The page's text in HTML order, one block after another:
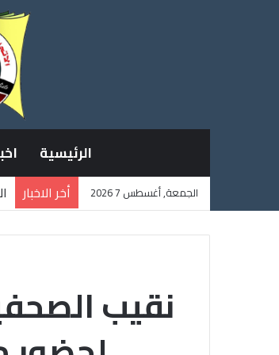
الرئيسية
الجمعة, أغسطس 7 2026 أخر الاخبار
نقيب